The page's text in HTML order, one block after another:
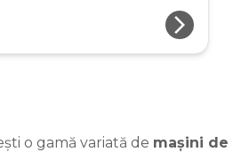
arrow_forward_ios
o gamă variată de mașini de